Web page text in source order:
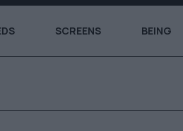
SCREENS BEING